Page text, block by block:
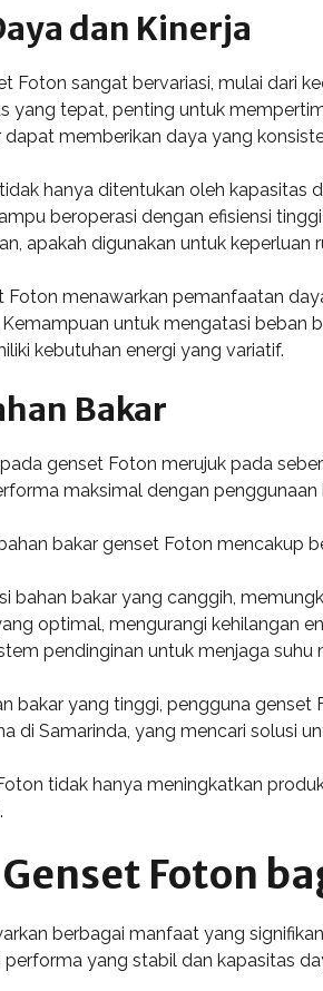
dan Kinerja
Foton sangat bervariasi, mulai dari
yang tepat, penting untuk
memberikan daya yang
hanya ditentukan oleh
beroperasi dengan efisiensi
apakah digunakan untuk keperluan
Foton menawarkan pemanfaatan
untuk mengatasi beban
kebutuhan energi yang variatif.
Bakar
genset Foton merujuk pada
maksimal dengan penggunaan
bakar genset Foton mencakup
bahan bakar yang canggih,
optimal, mengurangi kehilangan
pendinginan untuk menjaga suhu
bakar yang tinggi, pengguna
di Samarinda, yang mencari solusi
tidak hanya meningkatkan
Foton
berbagai manfaat yang
performa yang stabil dan kapasitas